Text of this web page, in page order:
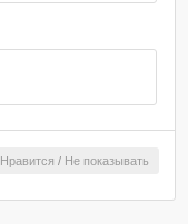
Нравится / Не показывать